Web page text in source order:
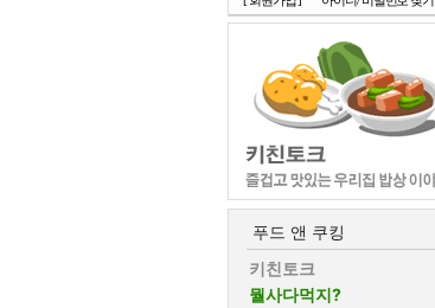
푸드 앤 쿠킹
키친토크
뭘사다먹지?